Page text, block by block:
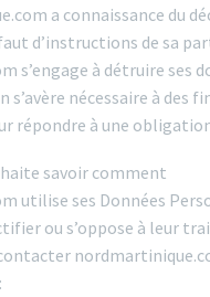
a connaissance du
d’instructions de sa
s’engage à détruire ses
nécessaire à des
répondre à une
savoir comment
utilise ses Données
ou s’oppose à leur